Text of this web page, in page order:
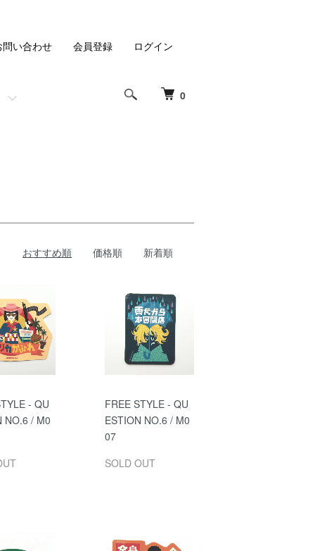
0
問い合わせ 会員登録 ログイン
おすすめ順 価格順 新着順
- QU
NO.6 / M0
FREE STYLE - QU
ESTION NO.6 / M0
07
SOLD OUT